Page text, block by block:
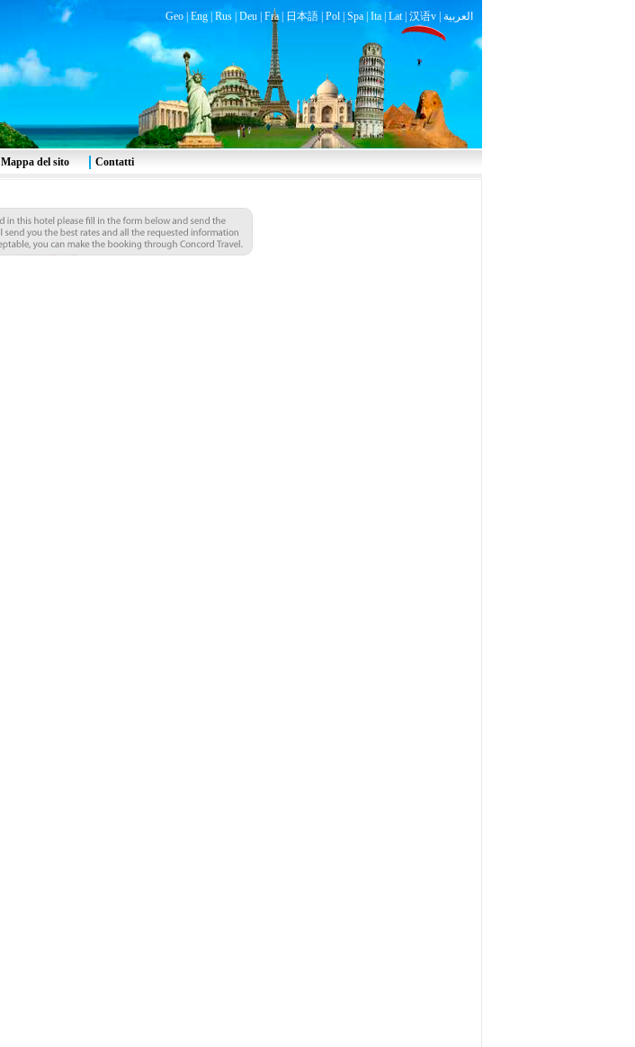
Geo| Eng| Rus| Deu| Fra| 日本語| Pol| Spa| Ita| Lat| 汉语v | العربية
Mappa del sito Contatti